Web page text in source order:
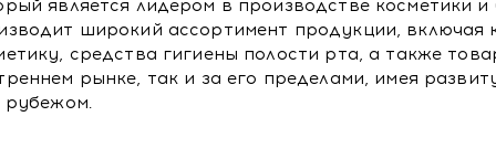
является лидером в производстве косметики
широкий ассортимент продукции, включая
средства гигиены полости рта, а также
рынке, так и за его пределами, имея
рубежом.